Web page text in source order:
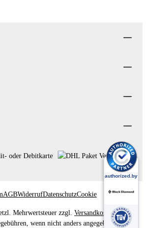
AGBWiderrufDatenschutzCookie
Mehrwertsteuer zzgl. Versandkostenund
wenn nicht anders angegeben.